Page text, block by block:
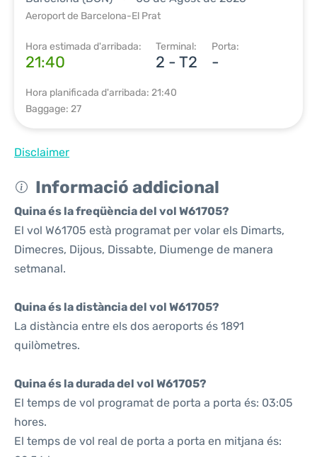
Aeroport de Barcelona-El Prat
Hora estimada d'arribada:
21:40
Terminal:
2 - T2
Porta:
-
Hora planificada d'arribada: 21:40
Baggage: 27
Disclaimer
Informació addicional
Quina és la freqüència del vol W61705?
El vol W61705 està programat per volar els Dimarts,
Dimecres, Dijous, Dissabte, Diumenge de manera
setmanal.
Quina és la distància del vol W61705?
La distància entre els dos aeroports és 1891
quilòmetres.
Quina és la durada del vol W61705?
El temps de vol programat de porta a porta és: 03:05
hores.
El temps de vol real de porta a porta en mitjana és: